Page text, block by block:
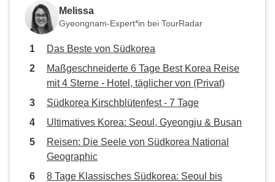
Melissa
Gyeongnam-Expert*in bei TourRadar
Das Beste von Südkorea
Maßgeschneiderte 6 Tage Best Korea Reise
mit 4 Sterne - Hotel, täglicher von (Privat)
Südkorea Kirschblütenfest - 7 Tage
Ultimatives Korea: Seoul, Gyeongju & Busan
Reisen: Die Seele von Südkorea National
Geographic
8 Tage Klassisches Südkorea: Seoul bis